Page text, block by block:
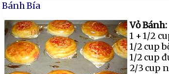
Bánh Bía
Vỏ Bánh:
1 + 1/2
1/2 cup
1/2 cup
2/3 cup